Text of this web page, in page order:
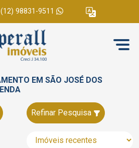
(12) 98831-9511
EM SÃO JOSÉ DOS
Refinar Pesquisa